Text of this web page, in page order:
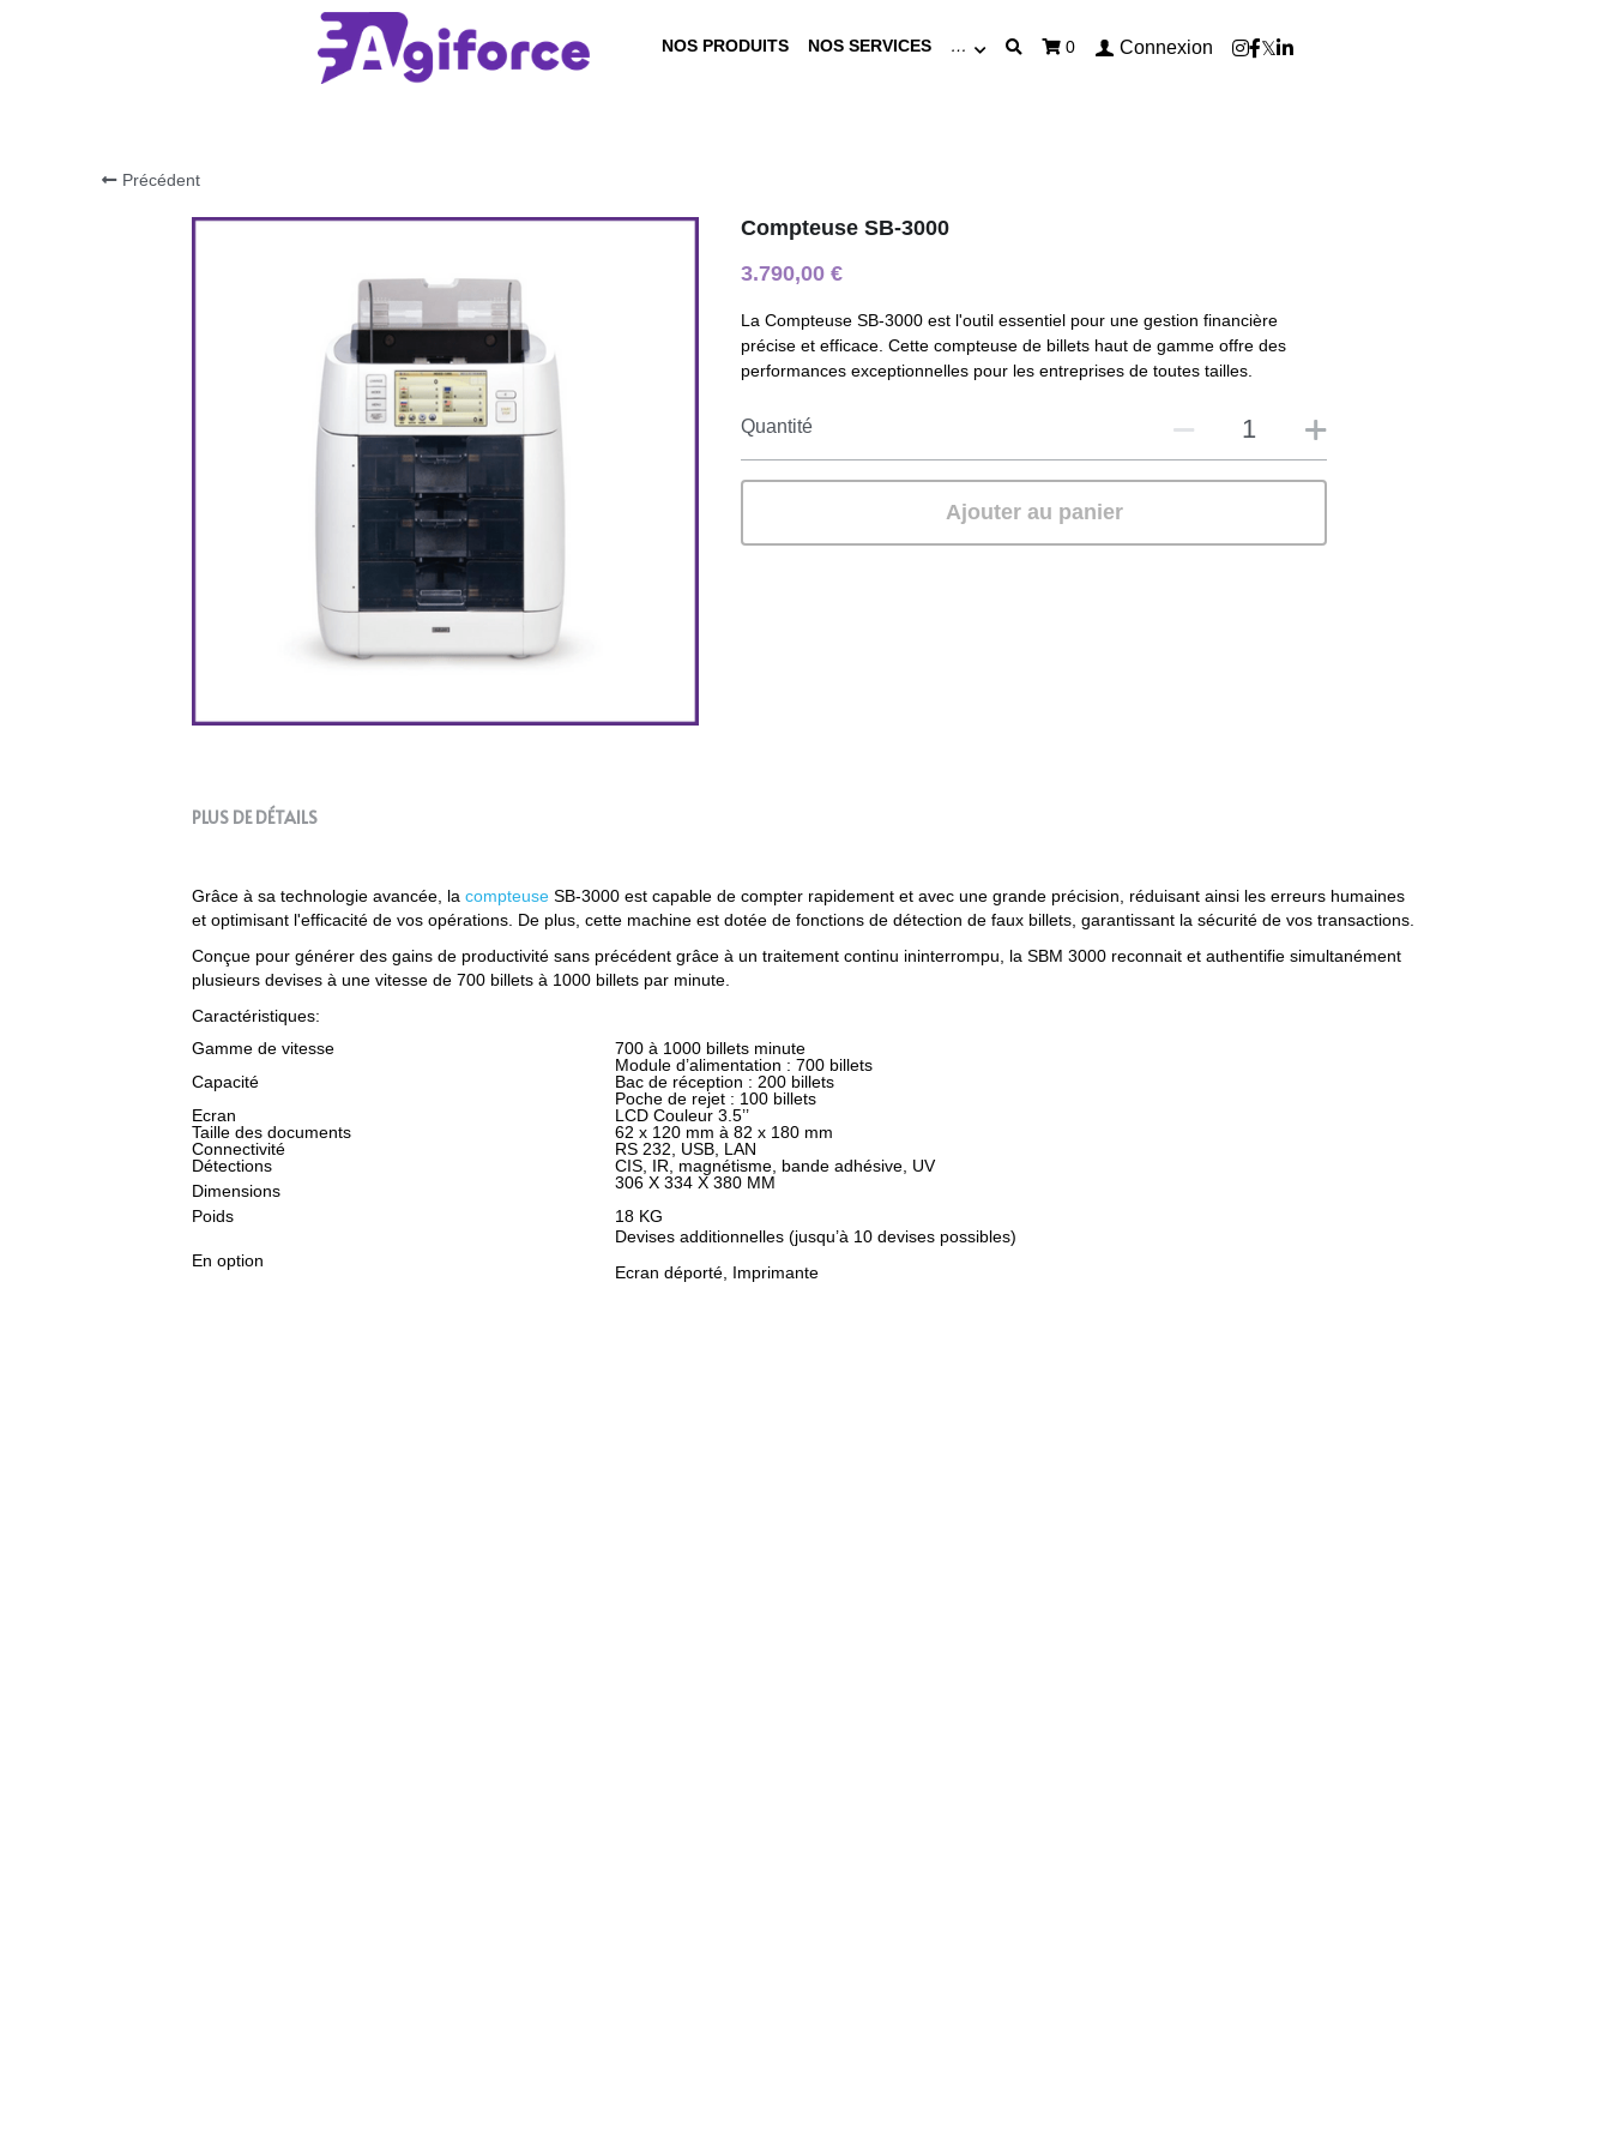
NOS PRODUITS NOS SERVICES … 0 Connexion
Précédent
Compteuse SB-3000
3.790,00 €
La Compteuse SB-3000 est l'outil essentiel pour une gestion financière
précise et efficace. Cette compteuse de billets haut de gamme offre des
performances exceptionnelles pour les entreprises de toutes tailles.
Quantité
Ajouter au panier
PLUS DE DÉTAILS
Grâce à sa technologie avancée, la compteuse SB-3000 est capable de compter rapidement et avec une grande précision, réduisant ainsi les erreurs humaines
et optimisant l'efficacité de vos opérations. De plus, cette machine est dotée de fonctions de détection de faux billets, garantissant la sécurité de vos transactions.
Conçue pour générer des gains de productivité sans précédent grâce à un traitement continu ininterrompu, la SBM 3000 reconnait et authentifie simultanément
plusieurs devises à une vitesse de 700 billets à 1000 billets par minute.
Caractéristiques:
Gamme de vitesse
700 à 1000 billets minute
Capacité
Module d’alimentation : 700 billets
Bac de réception : 200 billets
Poche de rejet : 100 billets
Ecran
LCD Couleur 3.5’’
Taille des documents
62 x 120 mm à 82 x 180 mm
Connectivité
RS 232, USB, LAN
Détections
CIS, IR, magnétisme, bande adhésive, UV
Dimensions
306 X 334 X 380 MM
Poids
18 KG
En option
Devises additionnelles (jusqu’à 10 devises possibles)
Ecran déporté, Imprimante